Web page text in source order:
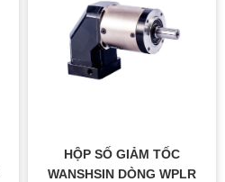
HỘP SỐ GIẢM TỐC
WANSHSIN DÒNG WPLR